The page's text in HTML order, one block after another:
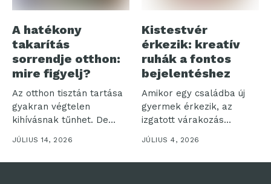
A hatékony
takarítás
sorrendje otthon:
mire figyelj?
Az otthon tisztán tartása
gyakran végtelen
kihívásnak tűnhet. De
vajon miért olyan...
JÚLIUS 14, 2026
Kistestvér
érkezik: kreatív
ruhák a fontos
bejelentéshez
Amikor egy családba új
gyermek érkezik, az
izgatott várakozás
időszaka veszi kezdetét....
JÚLIUS 4, 2026